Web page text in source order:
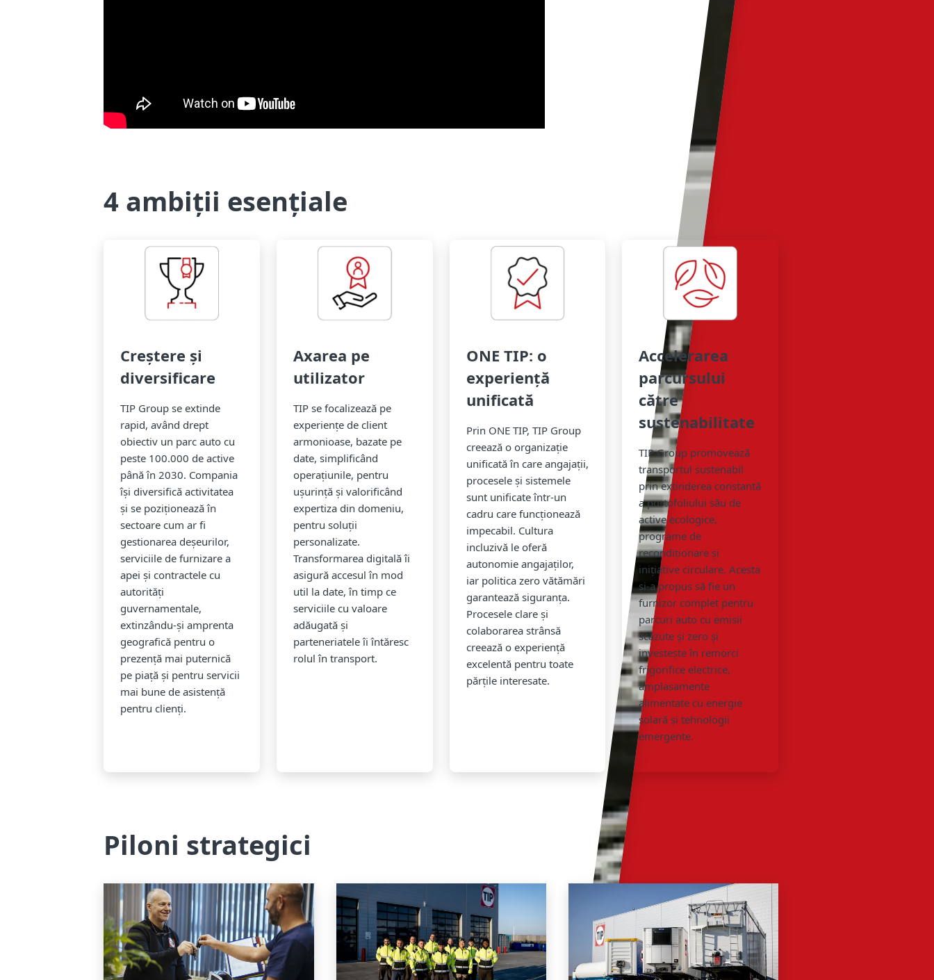
4 ambiții esențiale
Creștere și
diversificare
TIP Group se extinde
rapid, având drept
obiectiv un parc auto cu
peste 100.000 de active
până în 2030. Compania
își diversifică activitatea
și se poziționează în
sectoare cum ar fi
gestionarea deșeurilor,
serviciile de furnizare a
apei și contractele cu
autorități
guvernamentale,
extinzându-și amprenta
geografică pentru o
prezență mai puternică
pe piață și pentru servicii
mai bune de asistență
pentru clienți.
Axarea pe
utilizator
TIP se focalizează pe
experiențe de client
armonioase, bazate pe
date, simplificând
operațiunile, pentru
ușurință și valorificând
expertiza din domeniu,
pentru soluții
personalizate.
Transformarea digitală îi
asigură accesul în mod
util la date, în timp ce
serviciile cu valoare
adăugată și
parteneriatele îi întăresc
rolul în transport.
ONE TIP: o
experiență
unificată
Prin ONE TIP, TIP Group
creează o organizație
unificată în care angajații,
procesele și sistemele
sunt unificate într-un
cadru care funcționează
impecabil. Cultura
incluzivă le oferă
autonomie angajaților,
iar politica zero vătămări
garantează siguranța.
Procesele clare și
colaborarea strânsă
creează o experiență
excelentă pentru toate
părțile interesate.
Accelerarea
parcursului
către
sustenabilitate
TIP Group promovează
transportul sustenabil
prin extinderea constantă
a portofoliului său de
active ecologice,
programe de
recondiționare și
inițiative circulare. Acesta
și-a propus să fie un
furnizor complet pentru
parcuri auto cu emisii
scăzute și zero și
investește în remorci
frigorifice electrice,
amplasamente
alimentate cu energie
solară și tehnologii
emergente.
Piloni strategici